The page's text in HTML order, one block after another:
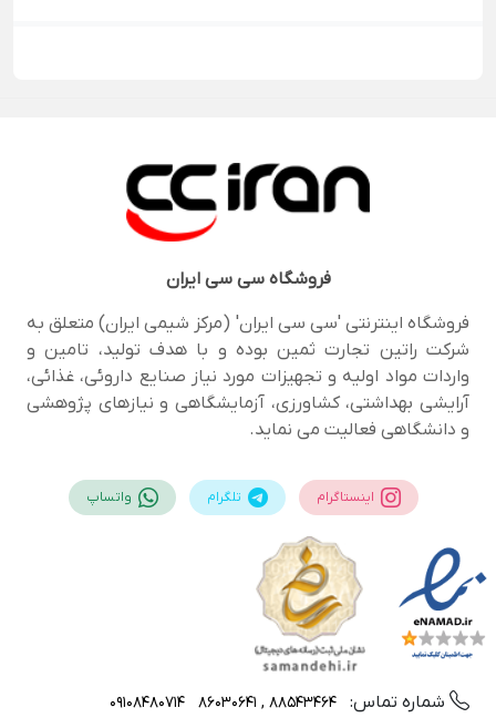
فروشگاهسی سی ایران
فروشگاه اینترنتی 'سی سی ایران' (مرکز شیمی ایران) متعلق به
شرکت راتین تجارت ثمین بوده و با هدف تولید، تامین و
واردات مواد اولیه و تجهیزات مورد نیاز صنایع داروئی، غذائی،
آرایشی بهداشتی، کشاورزی، آزمایشگاهی و نیازهای پژوهشی
و دانشگاهی فعالیت می نماید.
اینستاگرام تلگرام واتساپ
شماره تماس: 88543464 , 86030641
09108480714